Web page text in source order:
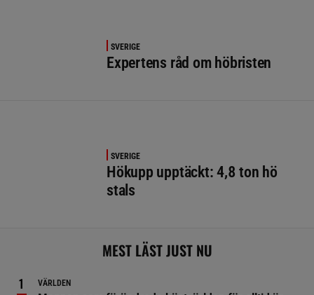
SVERIGE
Expertens råd om höbristen
SVERIGE
Hökupp upptäckt: 4,8 ton hö
stals
MEST LÄST JUST NU
VÄRLDEN